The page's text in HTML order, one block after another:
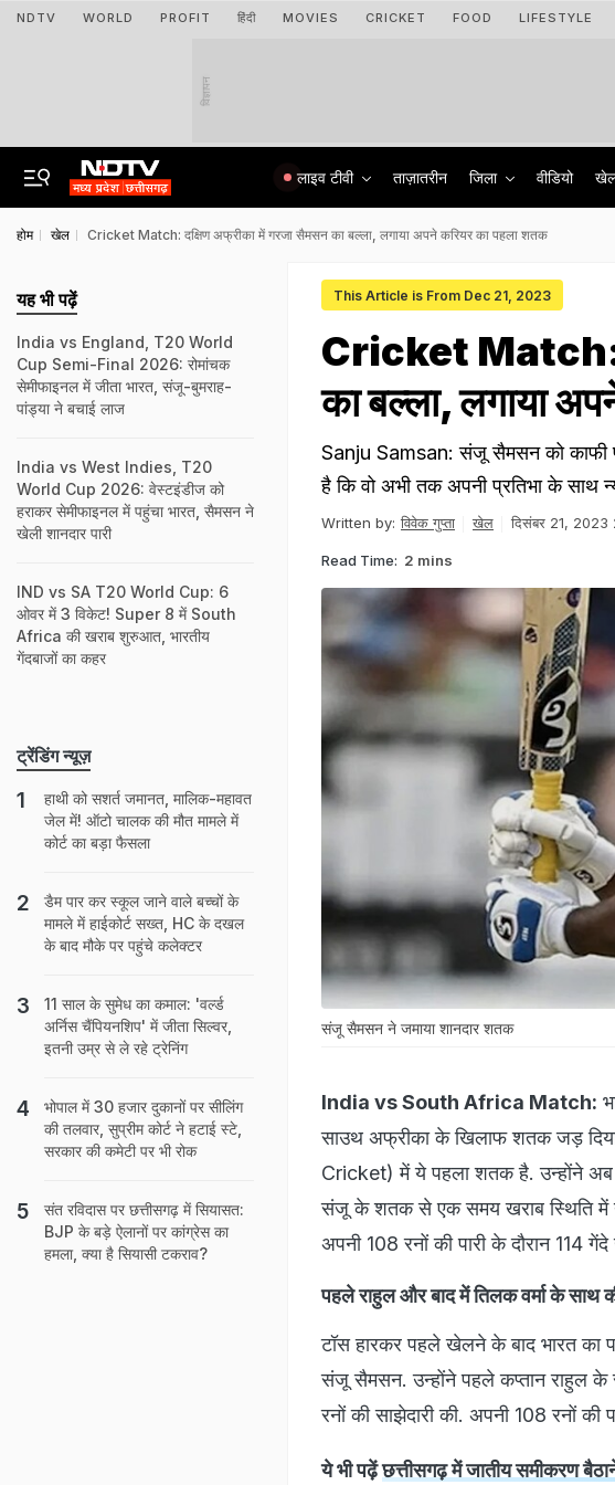
NDTV WORLD PROFIT हिंदी MOVIES CRICKET FOOD LIFESTYLE
विज्ञापन
लाइव टीवी ताज़ातरीन जिला वीडियो
होम खेल Cricket Match: दक्षिण अफ्रीका में गरजा सैमसन का बल्ला, लगाया अपने करियर का पहला शतक
This Article is From Dec 21, 2023
Cricket Match:
का बल्ला, लगाया
Sanju Samsan: संजू सैमसन को काफी
है कि वो अभी तक अपनी प्रतिभा के साथ
Written by: विवेक गुप्ता खेल दिसंबर 21, 2023
Read Time: 2 mins
संजू सैमसन ने जमाया शानदार शतक
India vs South Africa Match:
साउथ अफ्रीका के खिलाफ शतक जड़
Cricket) में ये पहला शतक है. उन्होंने
संजू के शतक से एक समय खराब स्थिति में
अपनी 108 रनों की पारी के दौरान 114
पहले राहुल और बाद में तिलक वर्मा के साथ
टॉस हारकर पहले खेलने के बाद भारत का
संजू सैमसन. उन्होंने पहले कप्तान राहुल के
रनों की साझेदारी की. अपनी 108 रनों
ये भी पढ़ेंछत्तीसगढ़ में जातीय समीकरण
यह भी पढ़ें
India vs England, T20 World
Cup Semi-Final 2026: रोमांचक
सेमीफाइनल में जीता भारत, संजू-बुमराह-
पांड्या ने बचाई लाज
India vs West Indies, T20
World Cup 2026: वेस्टइंडीज को
हराकर सेमीफाइनल में पहुंचा भारत, सैमसन ने
खेली शानदार पारी
IND vs SA T20 World Cup: 6
ओवर में 3 विकेट! Super 8 में South
Africa की खराब शुरुआत, भारतीय
गेंदबाजों का कहर
ट्रेंडिंग न्यूज़
हाथी को सशर्त जमानत, मालिक-महावत
जेल में! ऑटो चालक की मौत मामले में
कोर्ट का बड़ा फैसला
डैम पार कर स्कूल जाने वाले बच्चों के
मामले में हाईकोर्ट सख्त, HC के दखल
के बाद मौके पर पहुंचे कलेक्टर
11 साल के सुमेध का कमाल: 'वर्ल्ड
अर्निस चैंपियनशिप' में जीता सिल्वर,
इतनी उम्र से ले रहे ट्रेनिंग
भोपाल में 30 हजार दुकानों पर सीलिंग
की तलवार, सुप्रीम कोर्ट ने हटाई स्टे,
सरकार की कमेटी पर भी रोक
संत रविदास पर छत्तीसगढ़ में सियासत:
BJP के बड़े ऐलानों पर कांग्रेस का
हमला, क्या है सियासी टकराव?